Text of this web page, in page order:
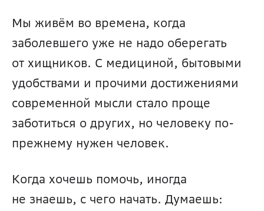
Мы живём во времена, когда
заболевшего уже не надо оберегать
от хищников. С медициной, бытовыми
удобствами и прочими достижениями
современной мысли стало проще
заботиться о других, но человеку по-
прежнему нужен человек.
Когда хочешь помочь, иногда
не знаешь, с чего начать. Думаешь: